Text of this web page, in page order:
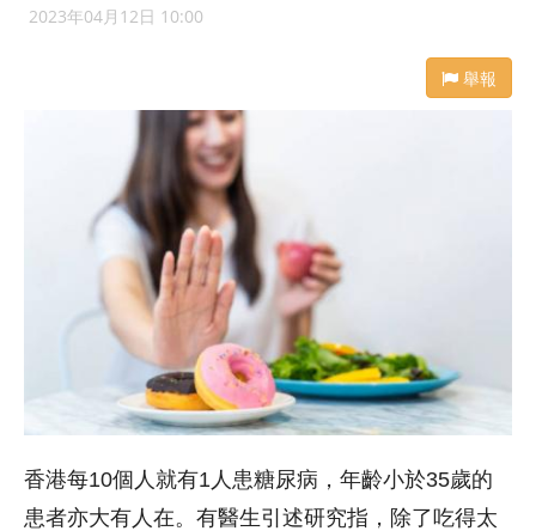
2023年04月12日 10:00
舉報
香港每10個人就有1人患糖尿病，年齡小於35歲的
患者亦大有人在。有醫生引述研究指，除了吃得太